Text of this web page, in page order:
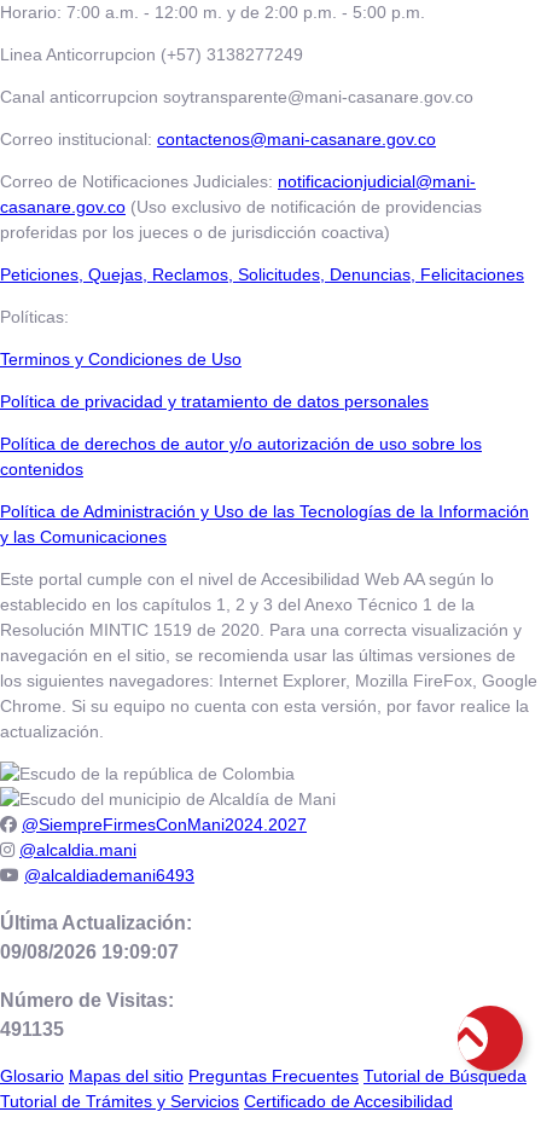
Horario: 7:00 a.m. - 12:00 m. y de 2:00 p.m. - 5:00 p.m.
Linea Anticorrupcion (+57) 3138277249
Canal anticorrupcion soytransparente@mani-casanare.gov.co
Correo institucional: contactenos@mani-casanare.gov.co
Correo de Notificaciones Judiciales: notificacionjudicial@mani-
casanare.gov.co (Uso exclusivo de notificación de providencias
proferidas por los jueces o de jurisdicción coactiva)
​​​​​Peticiones, Quejas, Reclamos, Solicitudes, Denuncias, Felicitaciones
Políticas:
Terminos y Condiciones de Uso
​​​​​Política de privacidad y tratamiento de datos personales
Política de derechos de autor y/o autorización de uso sobre los
contenidos
Política de Administración y Uso de las Tecnologías de la Información
y las Comunicaciones
Este portal cumple con el nivel de Accesibilidad Web AA según lo
establecido en los capítulos 1, 2 y 3 del Anexo Técnico 1 de la
Resolución MINTIC 1519 de 2020. Para una correcta visualización y
navegación en el sitio, se recomienda usar las últimas versiones de
los siguientes navegadores: Internet Explorer, Mozilla FireFox, Google
Chrome. Si su equipo no cuenta con esta versión, por favor realice la
actualización.
@SiempreFirmesConMani2024.2027
@alcaldia.mani
@alcaldiademani6493
Última Actualización:
09/08/2026 19:09:07
Número de Visitas:
491135
Glosario Mapas del sitio Preguntas Frecuentes Tutorial de Búsqueda
Tutorial de Trámites y Servicios Certificado de Accesibilidad